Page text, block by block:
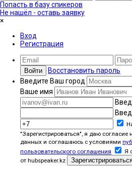
Попасть в базу спикеров
Не нашёл - оставь заявку
×
Вход
Регистрация
Войти
Восстановить пароль
Введите Ваш город
Ваше имя
"Зарегистрироваться", я даю
данных и соглашаюсь с условиями
пользовательского соглашения
Я
от hubspeaker.kz